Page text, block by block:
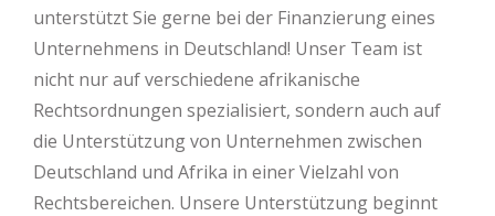
unterstützt Sie gerne bei der Finanzierung eines
Unternehmens in Deutschland! Unser Team ist
nicht nur auf verschiedene afrikanische
Rechtsordnungen spezialisiert, sondern auch auf
die Unterstützung von Unternehmen zwischen
Deutschland und Afrika in einer Vielzahl von
Rechtsbereichen. Unsere Unterstützung beginnt